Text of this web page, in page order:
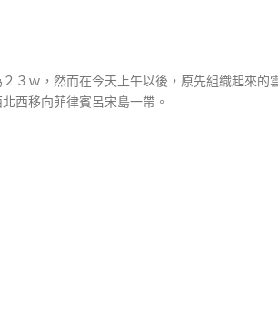
３ｗ，然而在今天上午以後，原先組織起來的
西移向菲律賓呂宋島一帶。